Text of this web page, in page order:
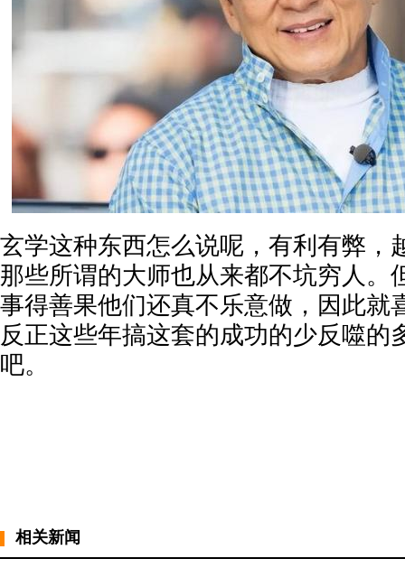
玄学这种东西怎么说呢，有利有弊，
那些所谓的大师也从来都不坑穷人。
事得善果他们还真不乐意做，因此就
反正这些年搞这套的成功的少反噬的
吧。
相关新闻